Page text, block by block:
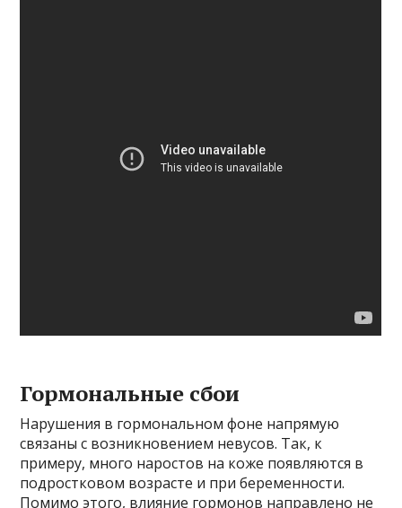
Гормональные сбои
Нарушения в гормональном фоне напрямую
связаны с возникновением невусов. Так, к
примеру, много наростов на коже появляются в
подростковом возрасте и при беременности.
Помимо этого, влияние гормонов направлено не